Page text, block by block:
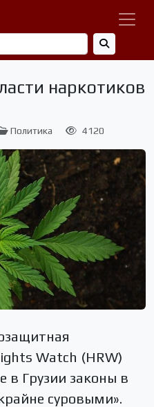
наркотиков
Политика 4120
Watch (HRW)
в Грузии законы в
суровыми».